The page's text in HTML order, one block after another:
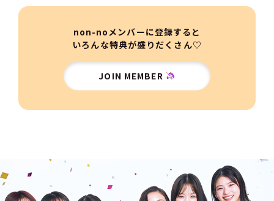
non-noメンバーに登録すると
いろんな特典が盛りだくさん♡
JOIN MEMBER